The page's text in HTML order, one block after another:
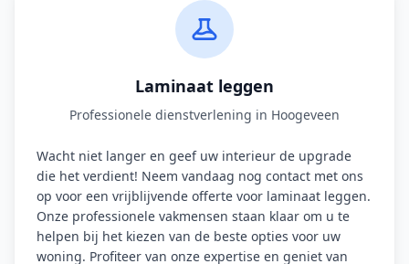
Laminaat leggen
Professionele dienstverlening in Hoogeveen
Wacht niet langer en geef uw interieur de upgrade
die het verdient! Neem vandaag nog contact met ons
op voor een vrijblijvende offerte voor laminaat leggen.
Onze professionele vakmensen staan klaar om u te
helpen bij het kiezen van de beste opties voor uw
woning. Profiteer van onze expertise en geniet van